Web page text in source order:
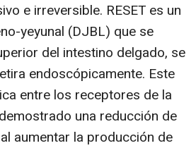
e irreversible. RESET es un
yeyunal (DJBL) que se
del intestino delgado, se
endoscópicamente. Este
entre los receptores de la
una reducción de
aumentar la producción de